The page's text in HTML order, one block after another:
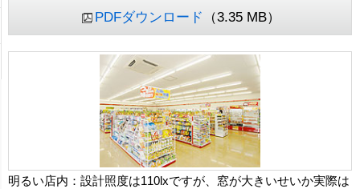
PDFダウンロード （3.35 MB）
明るい店内：設計照度は110lxですが、窓が大きいせいか実際は